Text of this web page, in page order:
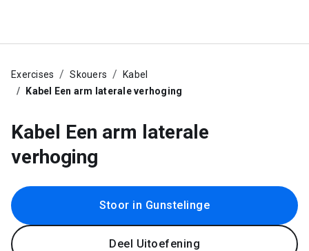
Exercises Skouers
Kabel
Kabel Een arm laterale verhoging
Kabel Een arm laterale
verhoging
Stoor in Gunstelinge
Deel Uitoefening